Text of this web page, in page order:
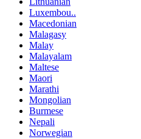
Luxembou..
Macedonian
Malagasy
Malay
Malayalam
Maltese
Maori
Marathi
Mongolian
Burmese
Nepali
Norwegian